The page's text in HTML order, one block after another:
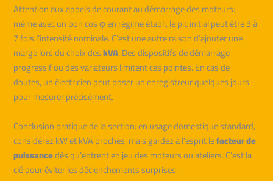
Attention aux appels de courant au démarrage des moteurs:
même avec un bon cos φ en régime établi, le pic initial peut être 3 à
7 fois l’intensité nominale. C’est une autre raison d’ajouter une
marge lors du choix deskVA. Des dispositifs de démarrage
progressif ou des variateurs limitent ces pointes. En cas de
doutes, un électricien peut poser un enregistreur quelques jours
pour mesurer précisément.
Conclusion pratique de la section: en usage domestique standard,
considérez kW et kVA proches, mais gardez à l’esprit lefacteur de
puissancedès qu’entrent en jeu des moteurs ou ateliers. C’est la
clé pour éviter les déclenchements surprises.